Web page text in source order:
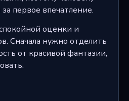
первое впечатление.
оценки и
Сначала нужно отделить
от красивой фантазии,